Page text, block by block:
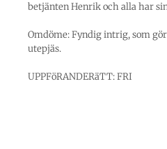
betjänten Henrik och alla har
Omdöme: Fyndig intrig, som
utepjäs.
UPPFöRANDERäTT: FRI